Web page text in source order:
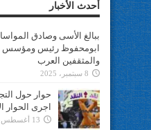
أحدث الأخبار
ببالغ الأسى وصادق
ابومحفوظ رئيس ومؤسس
والمثقفين العرب
8 سبتمبر، 2025
حوار حول
اجرى الحوار
13 أغسطس، 2025